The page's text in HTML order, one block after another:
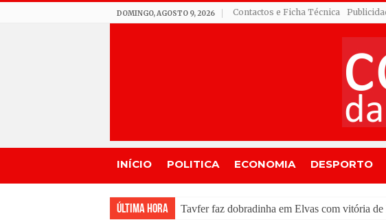
DOMINGO, AGOSTO 9, 2026 Contactos e Ficha Técnica
INÍCIO POLITICA ECONOMIA DESPORTO
Última Hora Incêndio em Fornos de Algo